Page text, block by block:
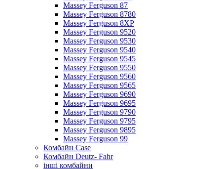
Massey Ferguson 87
Massey Ferguson 8780
Massey Ferguson 8XP
Massey Ferguson 9520
Massey Ferguson 9530
Massey Ferguson 9540
Massey Ferguson 9545
Massey Ferguson 9550
Massey Ferguson 9560
Massey Ferguson 9565
Massey Ferguson 9690
Massey Ferguson 9695
Massey Ferguson 9790
Massey Ferguson 9795
Massey Ferguson 9895
Massey Ferguson 99
Комбайн Case
Комбайн Deutz- Fahr
інші комбайни